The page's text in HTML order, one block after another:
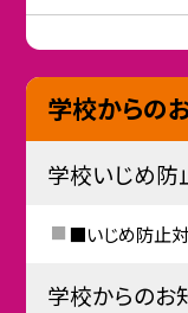
学校からの
学校いじめ
■いじめ防止
学校からのお